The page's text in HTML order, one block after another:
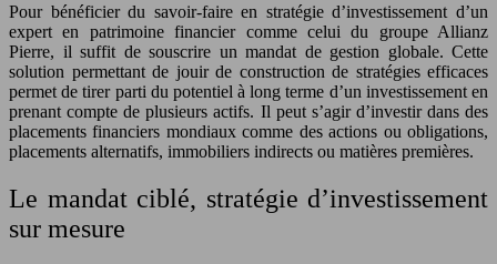
Pour bénéficier du savoir-faire en stratégie d’investissement d’un
expert en patrimoine financier comme celui du groupe Allianz
Pierre, il suffit de souscrire un mandat de gestion globale. Cette
solution permettant de jouir de construction de stratégies efficaces
permet de tirer parti du potentiel à long terme d’un investissement en
prenant compte de plusieurs actifs. Il peut s’agir d’investir dans des
placements financiers mondiaux comme des actions ou obligations,
placements alternatifs, immobiliers indirects ou matières premières.
Le mandat ciblé, stratégie d’investissement
sur mesure